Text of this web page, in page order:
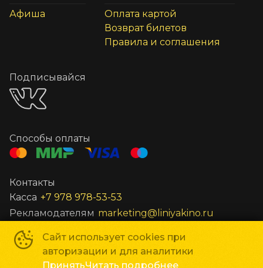
Сайт использует cookies при
авторизации и для аналитики
ПринятьЧитать подробнее
Афиша
Оплата картой
Возврат билетов
Правила и соглашения
Подписывайся
Способы оплаты
Контакты
Касса +7 978 978-53-53
Рекламодателям marketing@liniyakino.ru
Сеть кинотеатров «Мир Кино»©2018-
Powered byp24.app